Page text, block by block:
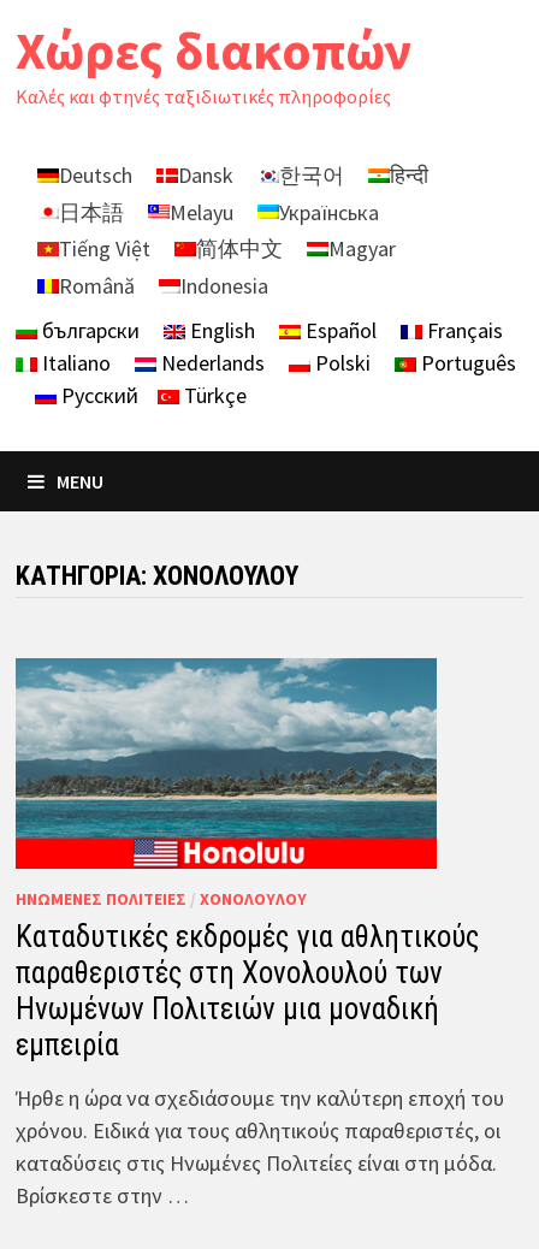
toΧώρες διακοπών
Καλές και φτηνές ταξιδιωτικές πληροφορίες
Deutsch Dansk 한국어
हिन्दी
日本語
Melayu
Українська
Tiếng Việt
简体中文
Magyar
Română
Indonesia
български
English Español
Français
Italiano
Nederlands Polski
Português
Русский
Türkçe
MENU
ΚΑΤΗΓΟΡΊΑ: ΧΟΝΟΛΟΎΛΟΥ
ΗΝΩΜΈΝΕΣ ΠΟΛΙΤΕΊΕΣ / ΧΟΝΟΛΟΎΛΟΥ
Καταδυτικές εκδρομές για αθλητικούς
παραθεριστές στη Χονολουλού των
Ηνωμένων Πολιτειών μια μοναδική
εμπειρία
Ήρθε η ώρα να σχεδιάσουμε την καλύτερη εποχή του
χρόνου. Ειδικά για τους αθλητικούς παραθεριστές, οι
καταδύσεις στις Ηνωμένες Πολιτείες είναι στη μόδα.
Βρίσκεστε στην …